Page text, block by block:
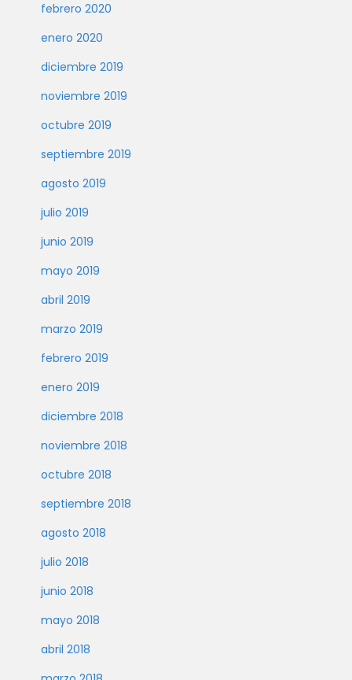
febrero 2020
enero 2020
diciembre 2019
noviembre 2019
octubre 2019
septiembre 2019
agosto 2019
julio 2019
junio 2019
mayo 2019
abril 2019
marzo 2019
febrero 2019
enero 2019
diciembre 2018
noviembre 2018
octubre 2018
septiembre 2018
agosto 2018
julio 2018
junio 2018
mayo 2018
abril 2018